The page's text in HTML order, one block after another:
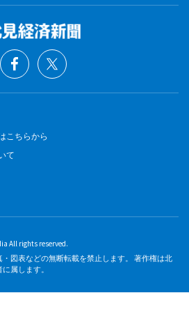
こちらから
て
All rights reserved.
図表などの無断転載を禁止します。 著作権は北
属します。